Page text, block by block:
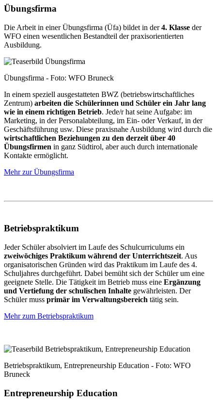
Übungsfirma
Die Arbeit in einer Übungsfirma (Üfa) bildet in der4. Klasse der
WFO einen wesentlichen Bestandteil der praxisorientierten
Ausbildung.
Übungsfirma - Foto: WFO Bruneck
In einem speziell ausgestatteten BWZ (betriebswirtschaftliches
Zentrum) arbeiten die Schülerinnen und Schüler ein Jahr lang
wie in einem richtigen Betrieb. Jede/r hat seine Aufgabe: im
Marketing, in der Personalabteilung, im Ein- oder Verkauf, in der
Geschäftsführung usw. Diese praxisnahe Ausbildung wird durch die
wirtschaftlichen Beziehungen zu den derzeit über 40
Übungsfirmen in ganz Südtirol, aber auch durch internationale
Kontakte ermöglicht.
Mehr zur Übungsfirma
Betriebspraktikum
Jeder Schüler absolviert im Laufe des Schulcurriculums ein
zweiwöchiges Praktikum während der Unterrichtszeit. Aus
organisatorischen Gründen wird das Praktikum im Laufe des 4.
Schuljahres durchgeführt. Dabei bemüht sich der Schüler um eine
geeignete Stelle. Die Tätigkeit im Betrieb muss eine Ergänzung
und Vertiefung der schulischen Inhalte gewährleisten. Der
Schüler muss primär im Verwaltungsbereich tätig sein.
Mehr zum Betriebspraktikum
Betriebspraktikum, Entrepreneurship Education - Foto: WFO
Bruneck
Entrepreneurship Education